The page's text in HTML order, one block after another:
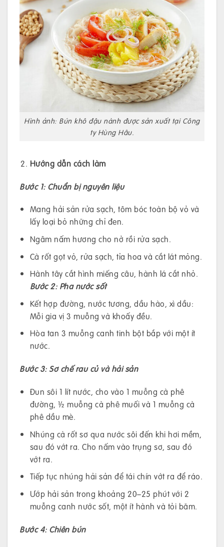
Hình ảnh: Bún khô đậu nành được sản xuất tại Công
ty Hùng Hâu.
Hướng dẫn cách làm
Bước 1: Chuẩn bị nguyên liệu
Mang hải sản rửa sạch, tôm bóc toàn bộ vỏ và
lấy loại bỏ những chỉ đen.
Ngâm nấm hương cho nở rồi rửa sạch.
Cà rốt gọt vỏ, rửa sạch, tỉa hoa và cắt lát mỏng.
Hành tây cắt hình miếng câu, hành lá cắt nhỏ.
Bước 2: Pha nước sốt
Kết hợp đường, nước tương, dầu hào, xì dầu:
Mỗi gia vị 3 muỗng và khoấy đều.
Hòa tan 3 muỗng canh tinh bột bắp với một ít
nước.
Bước 3: Sơ chế rau củ và hải sản
Đun sôi 1 lít nước, cho vào 1 muỗng cà phê
đường, ½ muỗng cà phê muối và 1 muỗng cà
phê dầu mè.
Nhúng cà rốt sơ qua nước sôi đến khi hơi mềm,
sau đó vớt ra. Cho nấm vào trụng sơ, sau đó
vớt ra.
Tiếp tục nhúng hải sản để tái chín vớt ra để ráo.
Ướp hải sản trong khoảng 20–25 phút với 2
muỗng canh nước sốt, một ít hành và tỏi băm.
Bước 4: Chiên bún